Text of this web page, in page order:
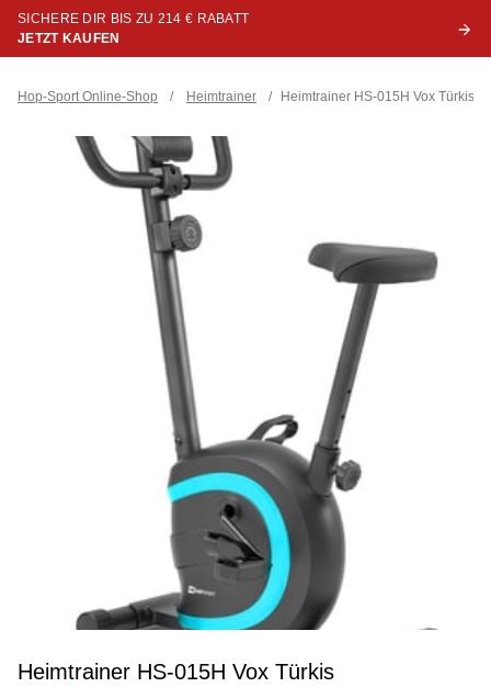
SICHERE DIR BIS ZU 214 € RABATT
JETZT KAUFEN
Hop-Sport Online-Shop / Heimtrainer / Heimtrainer HS-015H Vox Türkis
Heimtrainer HS-015H Vox Türkis